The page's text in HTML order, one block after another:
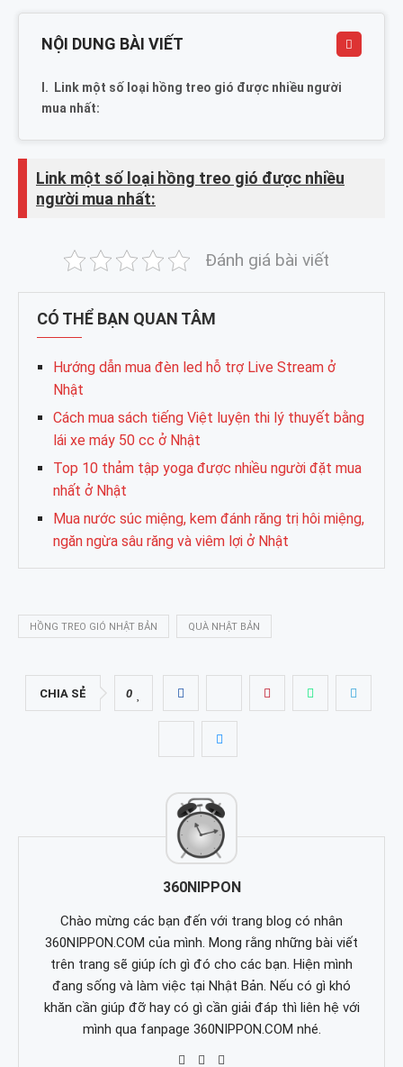
NỘI DUNG BÀI VIẾT
Link một số loại hồng treo gió được nhiều người
mua nhất:
Link một số loại hồng treo gió được nhiều
người mua nhất:
Đánh giá bài viết
CÓ THỂ BẠN QUAN TÂM
Hướng dẫn mua đèn led hỗ trợ Live Stream ở
Nhật
Cách mua sách tiếng Việt luyện thi lý thuyết bằng
lái xe máy 50 cc ở Nhật
Top 10 thảm tập yoga được nhiều người đặt mua
nhất ở Nhật
Mua nước súc miệng, kem đánh răng trị hôi miệng,
ngăn ngừa sâu răng và viêm lợi ở Nhật
HỒNG TREO GIÓ NHẬT BẢN QUÀ NHẬT BẢN
CHIA SẺ 0
360NIPPON
Chào mừng các bạn đến với trang blog có nhân
360NIPPON.COM của mình. Mong rằng những bài viết
trên trang sẽ giúp ích gì đó cho các bạn. Hiện mình
đang sống và làm việc tại Nhật Bản. Nếu có gì khó
khăn cần giúp đỡ hay có gì cần giải đáp thì liên hệ với
mình qua fanpage 360NIPPON.COM nhé.